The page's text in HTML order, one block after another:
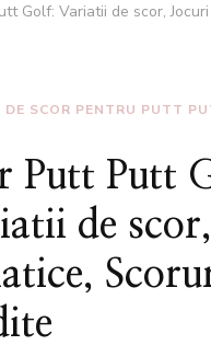
Golf: Variatii de scor,
DE SCOR PENTRU PUTT
Putt Putt
de